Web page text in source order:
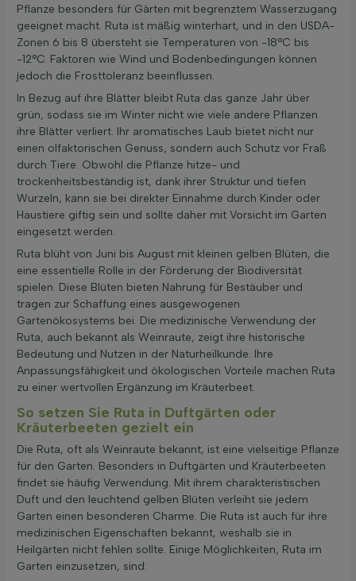
Pflanze besonders für Gärten mit begrenztem Wasserzugang
geeignet macht. Ruta ist mäßig winterhart, und in den USDA-
Zonen 6 bis 8 übersteht sie Temperaturen von -18°C bis
-12°C. Faktoren wie Wind und Bodenbedingungen können
jedoch die Frosttoleranz beeinflussen.
In Bezug auf ihre Blätter bleibt Ruta das ganze Jahr über
grün, sodass sie im Winter nicht wie viele andere Pflanzen
ihre Blätter verliert. Ihr aromatisches Laub bietet nicht nur
einen olfaktorischen Genuss, sondern auch Schutz vor Fraß
durch Tiere. Obwohl die Pflanze hitze- und
trockenheitsbeständig ist, dank ihrer Struktur und tiefen
Wurzeln, kann sie bei direkter Einnahme durch Kinder oder
Haustiere giftig sein und sollte daher mit Vorsicht im Garten
eingesetzt werden.
Ruta blüht von Juni bis August mit kleinen gelben Blüten, die
eine essentielle Rolle in der Förderung der Biodiversität
spielen. Diese Blüten bieten Nahrung für Bestäuber und
tragen zur Schaffung eines ausgewogenen
Gartenökosystems bei. Die medizinische Verwendung der
Ruta, auch bekannt als Weinraute, zeigt ihre historische
Bedeutung und Nutzen in der Naturheilkunde. Ihre
Anpassungsfähigkeit und ökologischen Vorteile machen Ruta
zu einer wertvollen Ergänzung im Kräuterbeet.
So setzen Sie Ruta in Duftgärten oder
Kräuterbeeten gezielt ein
Die Ruta, oft als Weinraute bekannt, ist eine vielseitige Pflanze
für den Garten. Besonders in Duftgärten und Kräuterbeeten
findet sie häufig Verwendung. Mit ihrem charakteristischen
Duft und den leuchtend gelben Blüten verleiht sie jedem
Garten einen besonderen Charme. Die Ruta ist auch für ihre
medizinischen Eigenschaften bekannt, weshalb sie in
Heilgärten nicht fehlen sollte. Einige Möglichkeiten, Ruta im
Garten einzusetzen, sind: